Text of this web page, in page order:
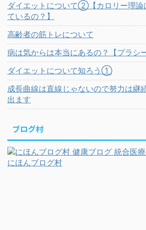
ダイエットについて②【カロリー理論
ているの？】
高齢者の筋トレについて
病は気からは本当にあるの？【プラシ
ダイエットについて知ろう①
成長曲線は直線じゃないので努力は継
出ます
ブログ村
にほんブログ村